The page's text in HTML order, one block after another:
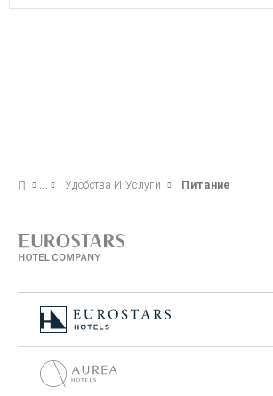
Удобства И Услуги Питание